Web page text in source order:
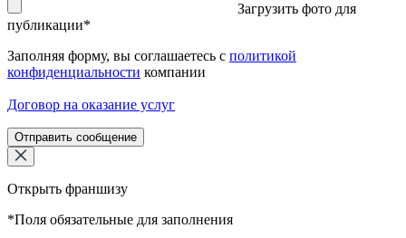
Загрузить фото для
публикации*
Заполняя форму, вы соглашаетесь с политикой
конфиденциальности компании
Договор на оказание услуг
Отправить сообщение
Открыть франшизу
*Поля обязательные для заполнения